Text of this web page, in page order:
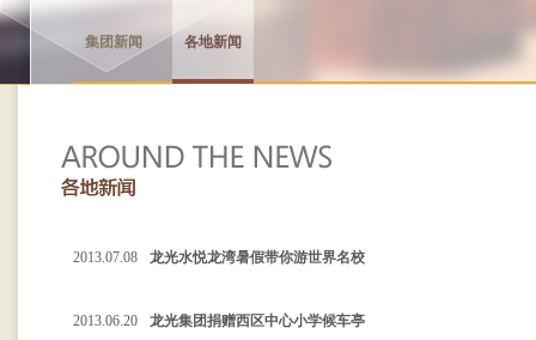
集团新闻 各地新闻
2013.07.08 龙光水悦龙湾暑假带你游世界名校
2013.06.20 龙光集团捐赠西区中心小学候车亭